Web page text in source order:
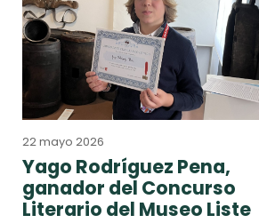
22 mayo 2026
Yago Rodríguez Pena,
ganador del Concurso
Literario del Museo Liste